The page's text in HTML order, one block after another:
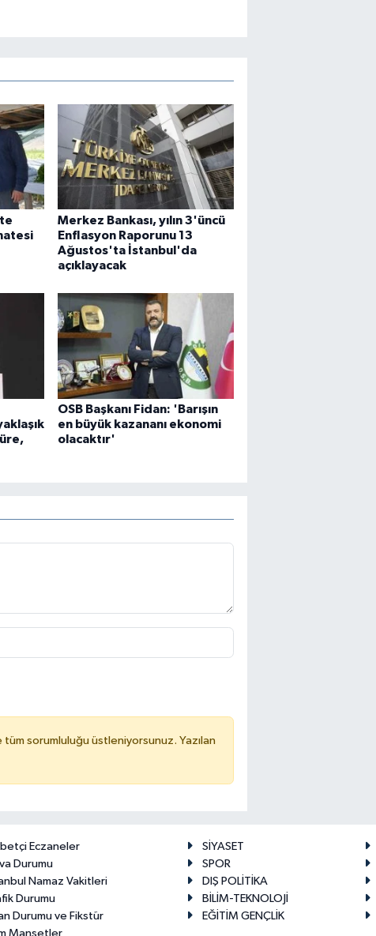
Merkez Bankası, yılın 3'üncü
Enflasyon Raporunu 13
Ağustos'ta İstanbul'da
açıklayacak
OSB Başkanı Fidan: 'Barışın
en büyük kazananı ekonomi
olacaktır'
sorumluluğu üstleniyorsunuz. Yazılan
Eczaneler
Durumu
Namaz Vakitleri
Durumu
Durumu ve Fikstür
Manşetler
SİYASET
SPOR
DIŞ POLİTİKA
BİLİM-TEKNOLOJİ
EĞİTİM GENÇLİK